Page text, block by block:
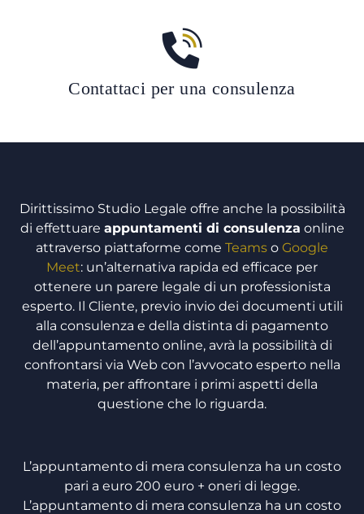
Contattaci per una consulenza
Dirittissimo Studio Legale offre anche la possibilità
di effettuare appuntamenti di consulenza online
attraverso piattaforme come Teams o Google
Meet: un’alternativa rapida ed efficace per
ottenere un parere legale di un professionista
esperto. Il Cliente, previo invio dei documenti utili
alla consulenza e della distinta di pagamento
dell’appuntamento online, avrà la possibilità di
confrontarsi via Web con l’avvocato esperto nella
materia, per affrontare i primi aspetti della
questione che lo riguarda.
L’appuntamento di mera consulenza ha un costo
pari a euro 200 euro + oneri di legge.
L’appuntamento di mera consulenza ha un costo